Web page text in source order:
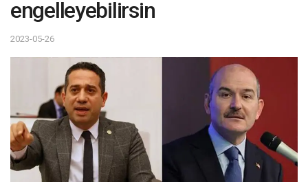
engelleyebilirsin
2023-05-26